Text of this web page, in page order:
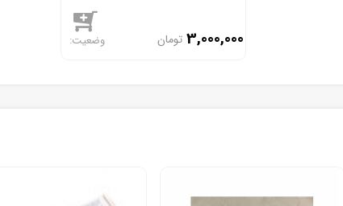
3,000,000 تومان